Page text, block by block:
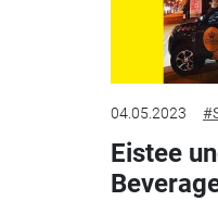
04.05.2023
Eistee